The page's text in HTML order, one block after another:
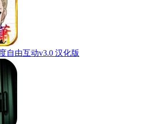
自由互动v3.0 汉化版